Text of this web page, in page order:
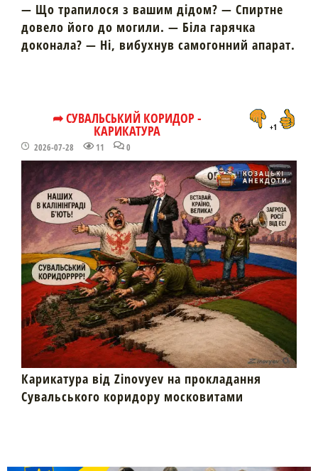
— Що трапилося з вашим дідом? — Спиртне
довело його до могили. — Біла гарячка
доконала? — Ні, вибухнув самогонний апарат.
➦ СУВАЛЬСЬКИЙ КОРИДОР -
КАРИКАТУРА
2026-07-28 11 0
+1
Карикатура від Zinovyev на прокладання
Сувальського коридору московитами